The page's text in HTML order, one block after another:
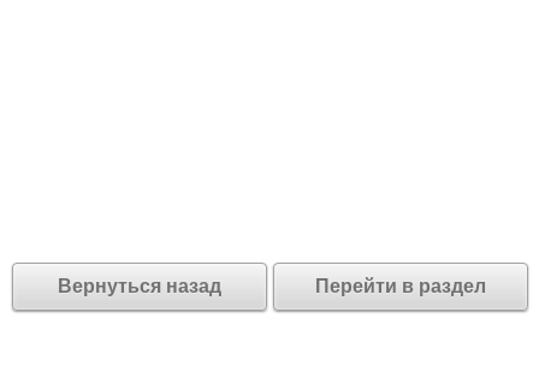
Вернуться назад Перейти в раздел